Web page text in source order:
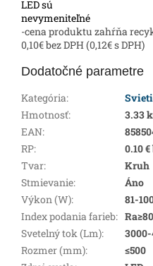
LED sú
nevymeniteľné
-cena produktu zahŕňa
0,10€ bez DPH (0,12€ s DPH)
Dodatočné parametre
Kategória:
Hmotnosť:
3.33
EAN:
RP:
0.10
Tvar:
Kruh
Stmievanie:
Áno
Výkon (W):
81-
Index podania farieb: Ra≥80
Svetelný tok (Lm):
Rozmer (mm):
≤500